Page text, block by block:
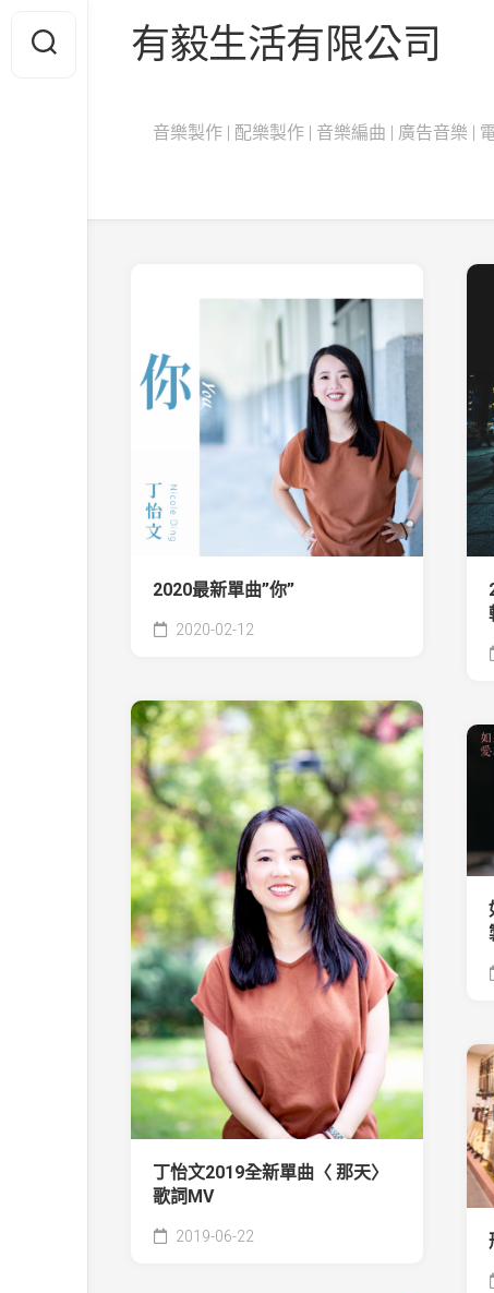
content
有毅生活有限公司
音樂製作 | 配樂製作 | 音樂編曲 | 廣告音樂 |
2020最新單曲”你”
2020-02-12
丁怡文2019全新單曲〈 那天〉
歌詞MV
2019-06-22